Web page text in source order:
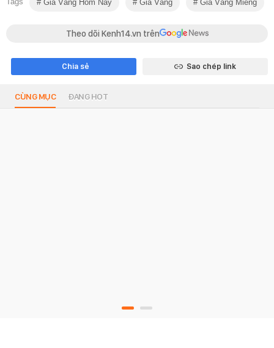
Giá Vàng Hôm Nay Giá Vàng Giá Vàng Miếng
Theo dõi Kenh14.vn trên
Chia sẻ Sao chép link
CÙNG MỤC ĐANG HOT